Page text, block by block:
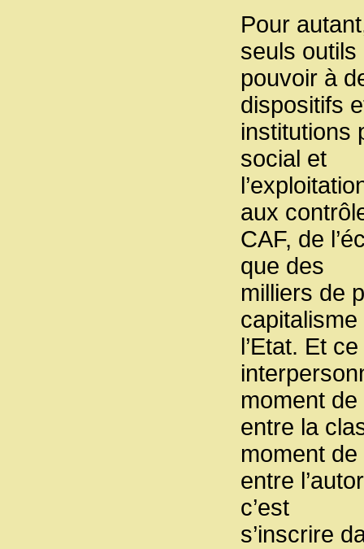
Pour
seuls outils
pouvoir à
dispositifs
institutions
social et
aux
CAF, de
que des
milliers de
capitalisme
l’Etat. Et
moment de
entre la
moment de
entre
c’est
s’inscrire